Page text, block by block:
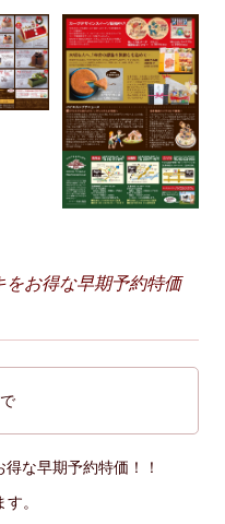
お得な早期予約特価
な早期予約特価！！
。